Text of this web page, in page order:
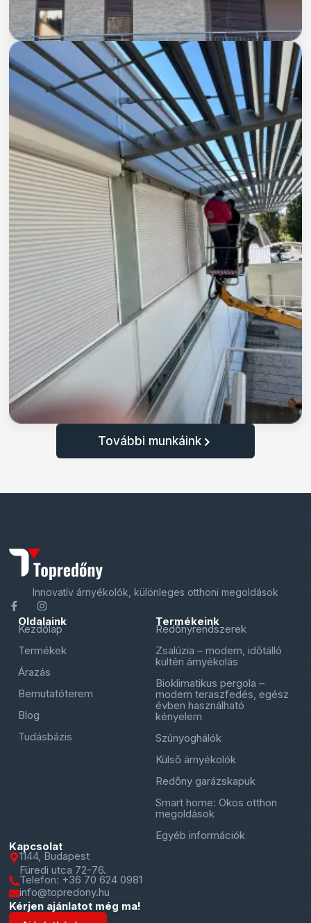
További munkáink
Innovatív árnyékolók, különleges otthoni megoldások
Oldalaink
Kezdőlap
Termékek
Árazás
Bemutatóterem
Blog
Tudásbázis
Termékeink
Redőnyrendszerek
Zsalúzia – modern, időtálló
kültéri árnyékolás
Bioklimatikus pergola –
modern teraszfedés, egész
évben használható
kényelem
Szúnyoghálók
Külső árnyékolók
Redőny garázskapuk
Smart home: Okos otthon
megoldások
Egyéb információk
Kapcsolat
1144, Budapest
Füredi utca 72-76.
Telefon: +36 70 624 0981
info@topredony.hu
Kérjen ajánlatot még ma!